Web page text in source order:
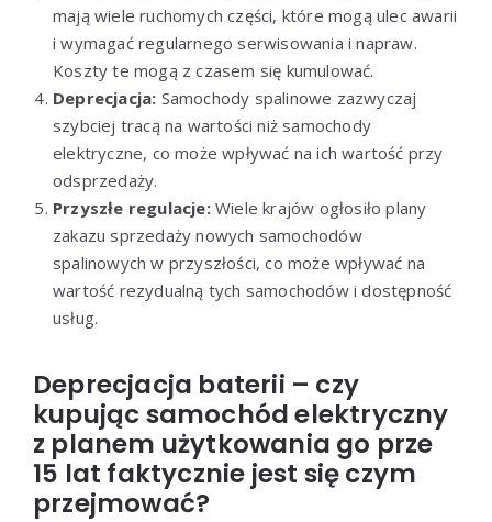
mają wiele ruchomych części, które mogą ulec awarii
i wymagać regularnego serwisowania i napraw.
Koszty te mogą z czasem się kumulować.
Deprecjacja: Samochody spalinowe zazwyczaj
szybciej tracą na wartości niż samochody
elektryczne, co może wpływać na ich wartość przy
odsprzedaży.
Przyszłe regulacje:Wiele krajów ogłosiło plany
zakazu sprzedaży nowych samochodów
spalinowych w przyszłości, co może wpływać na
wartość rezydualną tych samochodów i dostępność
usług.
Deprecjacja baterii – czy
kupując samochód elektryczny
z planem użytkowania go prze
15 lat faktycznie jest się czym
przejmować?